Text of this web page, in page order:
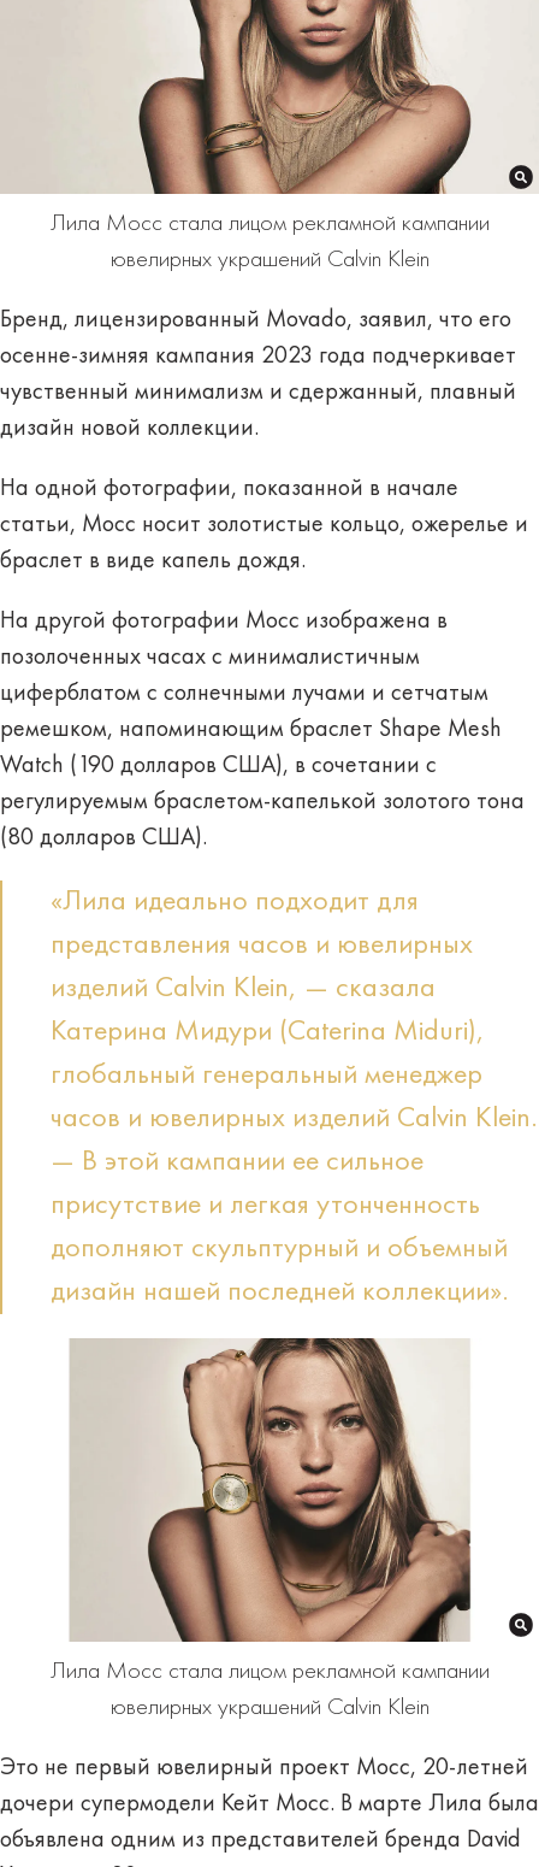
Лила Мосс стала лицом рекламной кампании
ювелирных украшений Calvin Klein
Бренд, лицензированный Movado, заявил, что его
осенне-зимняя кампания 2023 года подчеркивает
чувственный минимализм и сдержанный, плавный
дизайн новой коллекции.
На одной фотографии, показанной в начале
статьи, Мосс носит золотистые кольцо, ожерелье и
браслет в виде капель дождя.
На другой фотографии Мосс изображена в
позолоченных часах с минималистичным
циферблатом с солнечными лучами и сетчатым
ремешком, напоминающим браслет Shape Mesh
Watch (190 долларов США), в сочетании с
регулируемым браслетом-капелькой золотого тона
(80 долларов США).
«Лила идеально подходит для
представления часов и ювелирных
изделий Calvin Klein, — сказала
Катерина Мидури (Caterina Miduri),
глобальный генеральный менеджер
часов и ювелирных изделий Calvin Klein.
— В этой кампании ее сильное
присутствие и легкая утонченность
дополняют скульптурный и объемный
дизайн нашей последней коллекции».
Лила Мосс стала лицом рекламной кампании
ювелирных украшений Calvin Klein
Это не первый ювелирный проект Мосс, 20-летней
дочери супермодели Кейт Мосс. В марте Лила была
объявлена одним из представителей бренда David